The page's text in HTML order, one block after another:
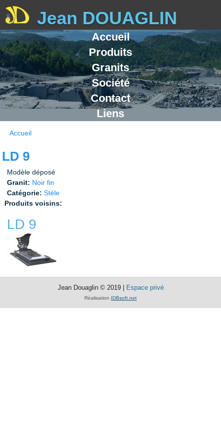
Jean DOUAGLIN
Fabricant
Accueil
Produits
Granits
Société
Contact
Liens
Accueil
LD 9
Modèle déposé
Granit: Noir fin
Catégorie:Stèle
Produits voisins:
LD 9
Jean Douaglin © 2019 | Espace privé
Réalisation IDBsoft.net